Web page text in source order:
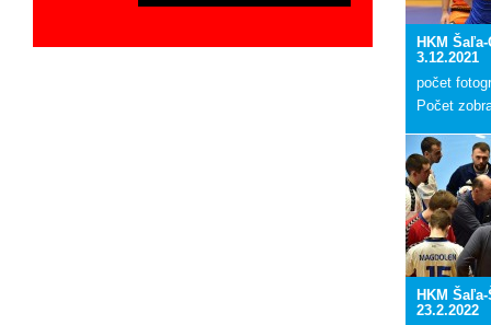
HKM
3.12.2021
počet
Počet
HKM
23.2.2022